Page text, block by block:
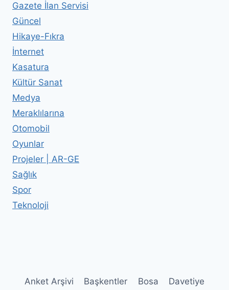
Gazete İlan Servisi
Güncel
Hikaye-Fıkra
İnternet
Kasatura
Kültür Sanat
Medya
Meraklılarına
Otomobil
Oyunlar
Projeler | AR-GE
Sağlık
Spor
Teknoloji
Anket Arşivi Başkentler Bosa Davetiye